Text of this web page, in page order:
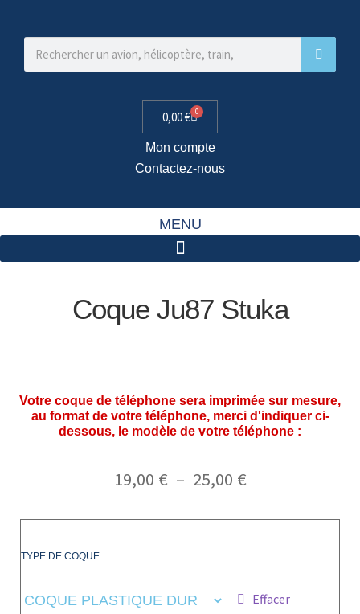
0,00€ 0
Mon compte
Contactez-nous
MENU
Coque Ju87 Stuka
Votre coque de téléphone sera imprimée sur mesure,
au format de votre téléphone, merci d'indiquer ci-
dessous, le modèle de votre téléphone :
19,00 € – 25,00 €
TYPE DE COQUE
Effacer